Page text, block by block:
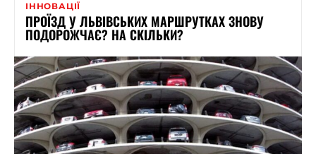
ІННОВАЦІЇ
ПРОЇЗД У ЛЬВІВСЬКИХ МАРШРУТКАХ ЗНОВУ
ПОДОРОЖЧАЄ? НА СКІЛЬКИ?